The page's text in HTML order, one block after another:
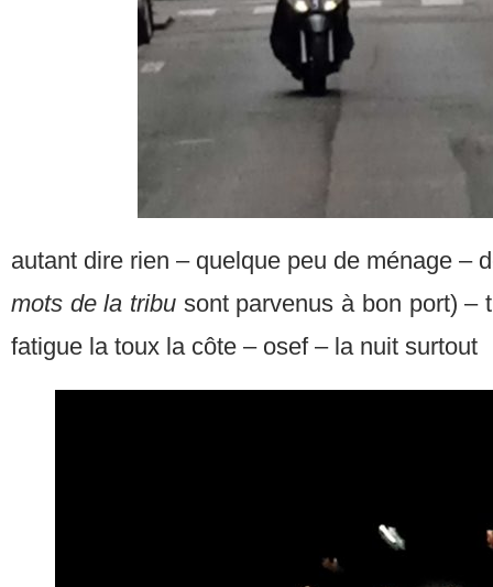
autant dire rien – quelque peu de ménage –
mots de la tribu sont parvenus à bon port) –
fatigue la toux la côte – osef – la nuit surtout